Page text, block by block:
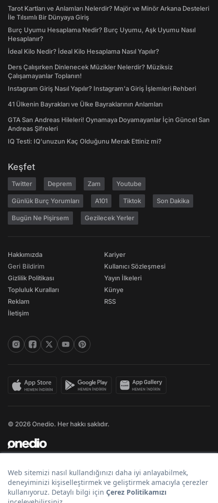
Tarot Kartları ve Anlamları Nelerdir? Majör ve Minör Arkana Desteleri
İle Tılsımlı Bir Dünyaya Giriş
Burç Uyumu Hesaplama Nedir? Burç Uyumu, Aşk Uyumu Nasıl
Hesaplanır?
İdeal Kilo Nedir? İdeal Kilo Hesaplama Nasıl Yapılır?
Ders Çalışırken Dinlenecek Müzikler Nelerdir? Müziksiz
Çalışamayanlar Toplanın!
Instagram Giriş Nasıl Yapılır? Instagram'a Giriş İşlemleri Rehberi
41 Ülkenin Bayrakları ve Ülke Bayraklarının Anlamları
GTA San Andreas Hileleri! Oynamaya Doyamayanlar İçin Güncel San
Andreas Şifreleri
IQ Testi: IQ'unuzun Kaç Olduğunu Merak Ettiniz mi?
Keşfet
Twitter Deprem Zam Youtube
Günlük Burç Yorumları A101 Tiktok Son Dakika
Bugün Ne Pişirsem Gezilecek Yerler
Hakkımızda
Geri Bildirim
Gizlilik Politikası
Topluluk Kuralları
Reklam
İletişim
Kariyer
Kullanıcı Sözleşmesi
Yayın İlkeleri
Künye
RSS
© 2026 Onedio. Her hakkı saklıdır.
Bir markasıdır.